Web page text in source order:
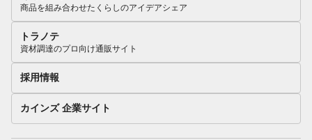
商品を組み合わせたくらしのアイデアシェア
トラノテ
資材調達のプロ向け通販サイト
採用情報
カインズ 企業サイト